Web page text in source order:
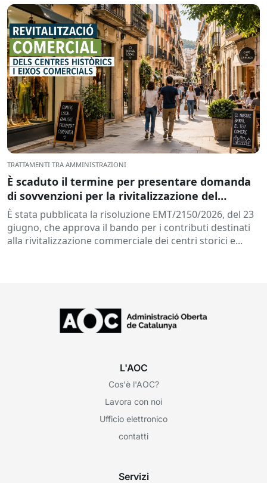
TRATTAMENTI TRA AMMINISTRAZIONI
È scaduto il termine per presentare domanda
di sovvenzioni per la rivitalizzazione del
commercio nei centri storici e nei poli
commerciali della Catalogna.
È stata pubblicata la risoluzione EMT/2150/2026, del 23
giugno, che approva il bando per i contributi destinati
alla rivitalizzazione commerciale dei centri storici e...
L'AOC
Cos'è l'AOC?
Lavora con noi
Ufficio elettronico
contatti
Servizi